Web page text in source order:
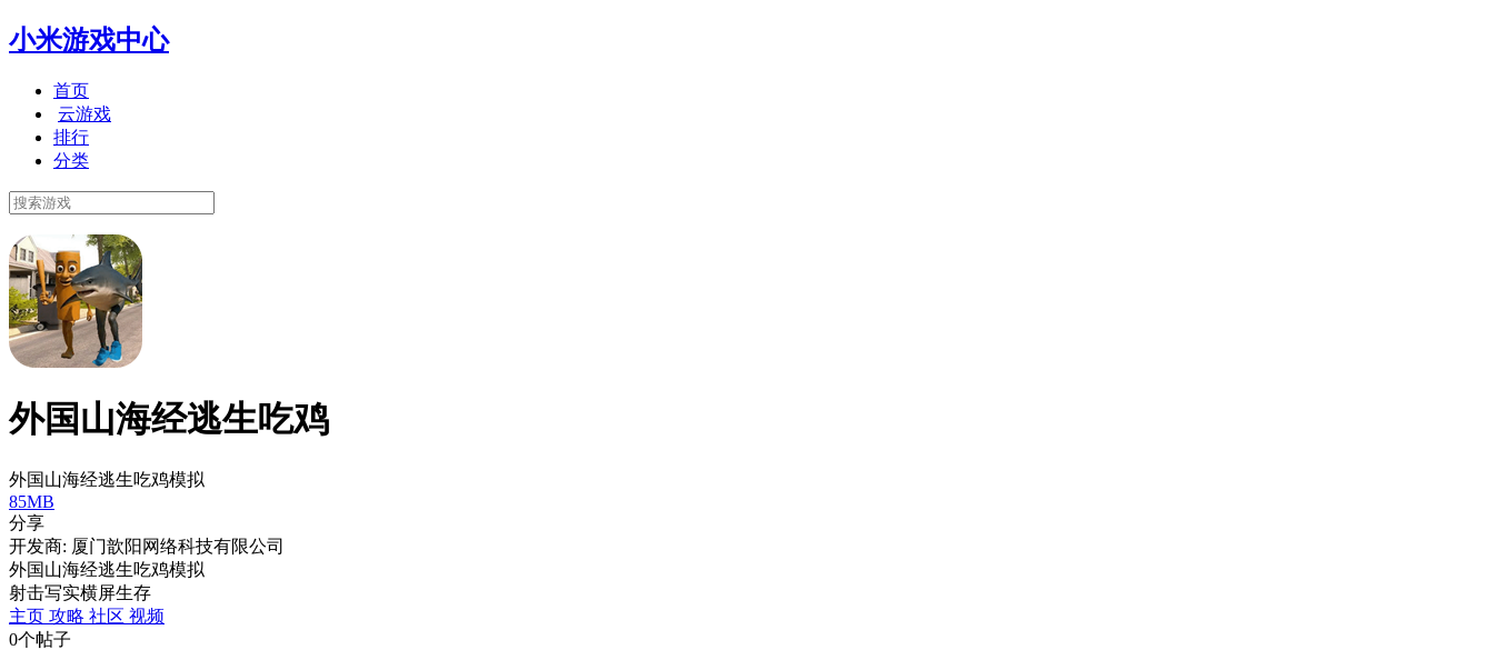
小米游戏中心
首页
云游戏
排行
分类
外国山海经逃生吃鸡
外国山海经逃生吃鸡模拟
85MB
分享
开发商: 厦门歆阳网络科技有限公司
外国山海经逃生吃鸡模拟
射击写实横屏生存
主页 攻略 社区 视频
0个帖子